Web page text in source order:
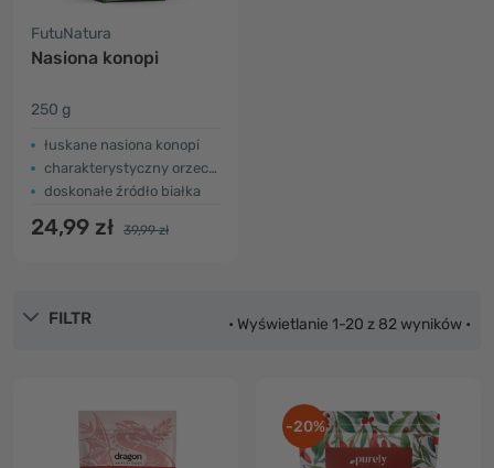
FutuNatura
Nasiona konopi
250 g
łuskane nasiona konopi
charakterystyczny orzechowy smak
doskonałe źródło białka
24,99 zł 39,99 zł
FILTR • Wyświetlanie 1-20 z 82 wyników •
-20%